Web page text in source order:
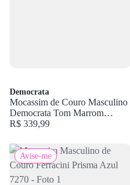
Democrata
Mocassim de Couro Masculino
Democrata Tom Marrom
651102
R$ 339,99
Avise-me